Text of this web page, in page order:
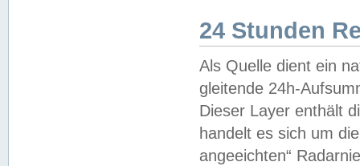
24 Stunden
Als Quelle dient ein
gleitende 24h-
Dieser Layer enthält
handelt es sich um
angeeichten“